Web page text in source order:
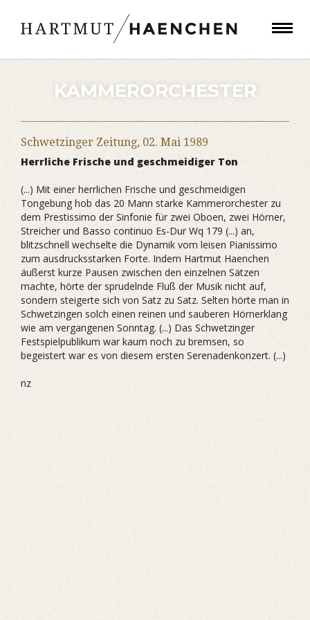
KAMMERORCHESTER
Schwetzinger Zeitung, 02. Mai 1989
Herrliche Frische und geschmeidiger Ton
(...) Mit einer herrlichen Frische und geschmeidigen
Tongebung hob das 20 Mann starke Kammerorchester zu
dem Prestissimo der Sinfonie für zwei Oboen, zwei Hörner,
Streicher und Basso continuo Es-Dur Wq 179 (...) an,
blitzschnell wechselte die Dynamik vom leisen Pianissimo
zum ausdrucksstarken Forte. Indem Hartmut Haenchen
äußerst kurze Pausen zwischen den einzelnen Sätzen
machte, hörte der sprudelnde Fluß der Musik nicht auf,
sondern steigerte sich von Satz zu Satz. Selten hörte man in
Schwetzingen solch einen reinen und sauberen Hörnerklang
wie am vergangenen Sonntag. (...) Das Schwetzinger
Festspielpublikum war kaum noch zu bremsen, so
begeistert war es von diesem ersten Serenadenkonzert. (...)
nz